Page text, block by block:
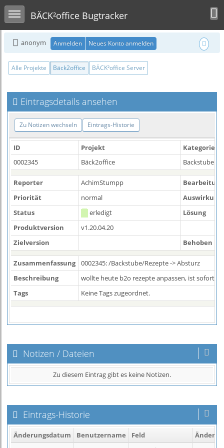
Toggle sidebarBÄCK²office Bugtracker
Toggle user
anonym Anmelden Neues Konto anmelden
Alle Projekte Bäck2office BÄCK²office Server
Eintragsdetails ansehen
Zu Notizen wechseln Eintrags-Historie
ID Projekt
Kategorie
0002345
Bäck2office Backstube -
Reporter AchimStumpp
Priorität
normal
Auswirkung
Status
erledigt
Lösung
Produktversion
v1.20.04.20
Zielversion
Behoben in
Zusammenfassung
0002345: /Backstube/Rezepte -> Absturz
Beschreibung
wollte heute b2o rezepte anpassen, ist sofort
Tags
Keine Tags zugeordnet.
Notizen / Dateien
Zu diesem Eintrag gibt es keine Notizen.
Eintrags-Historie
Änderungsdatum Benutzername Feld